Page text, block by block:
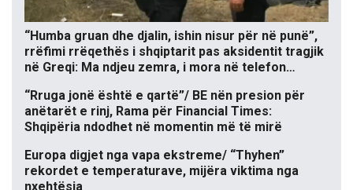
“Humba gruan dhe djalin, ishin nisur për në punë”,
rrëfimi rrëqethës i shqiptarit pas aksidentit tragjik
në Greqi: Ma ndjeu zemra, i mora në telefon…
“Rruga jonë është e qartë”/ BE nën presion për
anëtarët e rinj, Rama për Financial Times:
Shqipëria ndodhet në momentin më të mirë
Europa digjet nga vapa ekstreme/ “Thyhen”
rekordet e temperaturave, mijëra viktima nga
nxehtësia